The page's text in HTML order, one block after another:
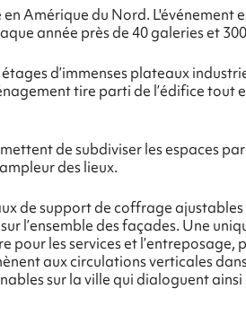
Amérique du Nord.
année près de 40 galeries et
d’immenses plateaux
tire parti de l’édifice tout
de subdiviser les espaces
des lieux.
de support de coffrage
l’ensemble des façades. Une
pour les services et
aux circulations verticales
sur la ville qui dialoguent